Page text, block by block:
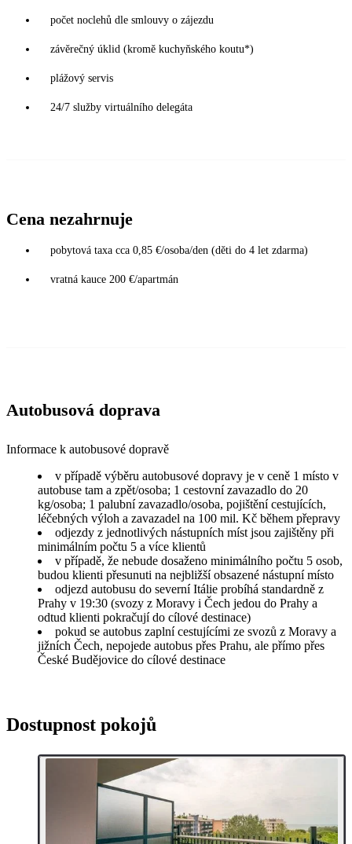
počet noclehů dle smlouvy o zájezdu
závěrečný úklid (kromě kuchyňského koutu*)
plážový servis
24/7 služby virtuálního delegáta
Cena nezahrnuje
pobytová taxa cca 0,85 €/osoba/den (děti do 4 let zdarma)
vratná kauce 200 €/apartmán
Autobusová doprava
Informace k autobusové dopravě
v případě výběru autobusové dopravy je v ceně 1 místo v
autobuse tam a zpět/osoba; 1 cestovní zavazadlo do 20
kg/osoba; 1 palubní zavazadlo/osoba, pojištění cestujících,
léčebných výloh a zavazadel na 100 mil. Kč během přepravy
odjezdy z jednotlivých nástupních míst jsou zajištěny při
minimálním počtu 5 a více klientů
v případě, že nebude dosaženo minimálního počtu 5 osob,
budou klienti přesunuti na nejbližší obsazené nástupní místo
odjezd autobusu do severní Itálie probíhá standardně z
Prahy v 19:30 (svozy z Moravy i Čech jedou do Prahy a
odtud klienti pokračují do cílové destinace)
pokud se autobus zaplní cestujícími ze svozů z Moravy a
jižních Čech, nepojede autobus přes Prahu, ale přímo přes
České Budějovice do cílové destinace
Dostupnost pokojů